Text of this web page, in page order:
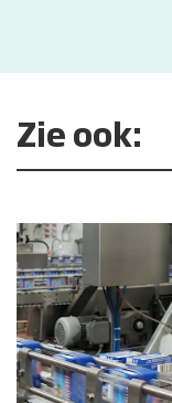
Zie ook: